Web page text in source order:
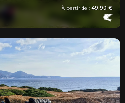
À partir de : 49.90 €